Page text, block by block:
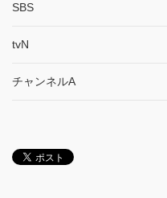
SBS
tvN
チャンネルA